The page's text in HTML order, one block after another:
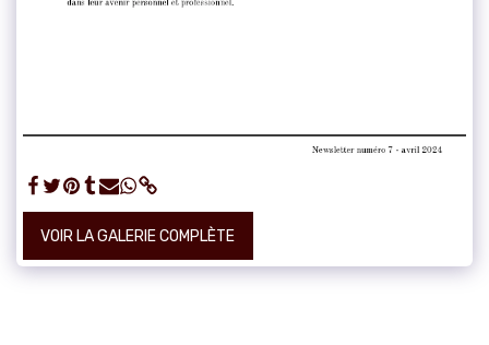
VOIR LA GALERIE COMPLÈTE